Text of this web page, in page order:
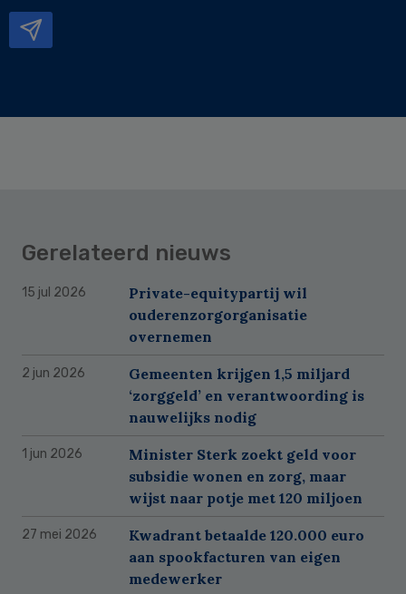
Gerelateerd nieuws
15 jul 2026
Private-equitypartij wil
ouderenzorgorganisatie
overnemen
2 jun 2026
Gemeenten krijgen 1,5 miljard
‘zorggeld’ en verantwoording is
nauwelijks nodig
1 jun 2026
Minister Sterk zoekt geld voor
subsidie wonen en zorg, maar
wijst naar potje met 120 miljoen
27 mei 2026
Kwadrant betaalde 120.000 euro
aan spookfacturen van eigen
medewerker